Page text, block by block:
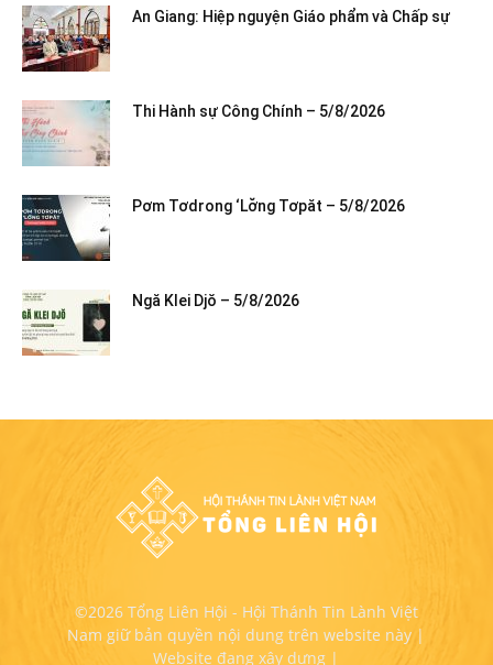
An Giang: Hiệp nguyện Giáo phẩm và Chấp sự
Thi Hành sự Công Chính – 5/8/2026
Pơm Tơdrong ‘Lơ̆ng Tơpăt – 5/8/2026
Ngă Klei Djŏ – 5/8/2026
©2026 Tổng Liên Hội - Hội Thánh Tin Lành Việt
Nam giữ bản quyền nội dung trên website này |
Website đang xây dựng |